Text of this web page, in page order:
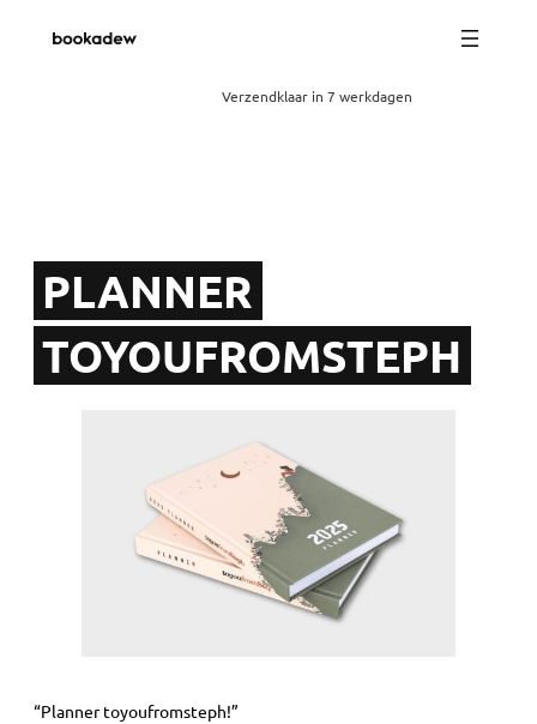
Verzendklaar in 7 werkdagen
PLANNER
TOYOUFROMSTEPH
“Planner toyoufromsteph!”